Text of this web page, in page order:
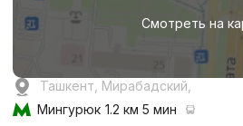
Смотреть на
Ташкент, Мирабадский,
Мингурюк 1.2 км 5 мин